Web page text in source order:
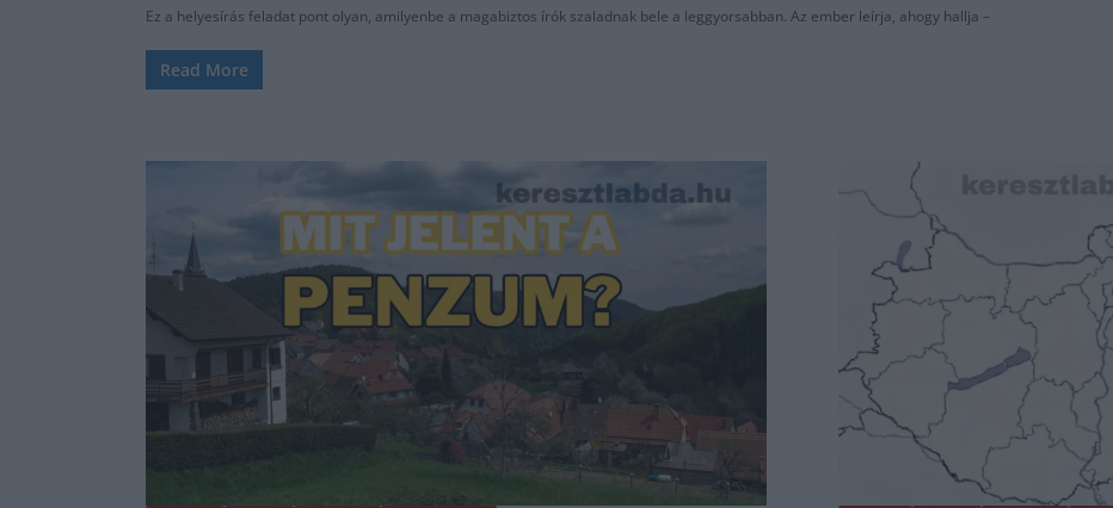
Ez a helyesírás feladat pont olyan, amilyenbe a magabiztos írók szaladnak bele a leggyorsabban. Az ember leírja, ahogy hallja –
Read More